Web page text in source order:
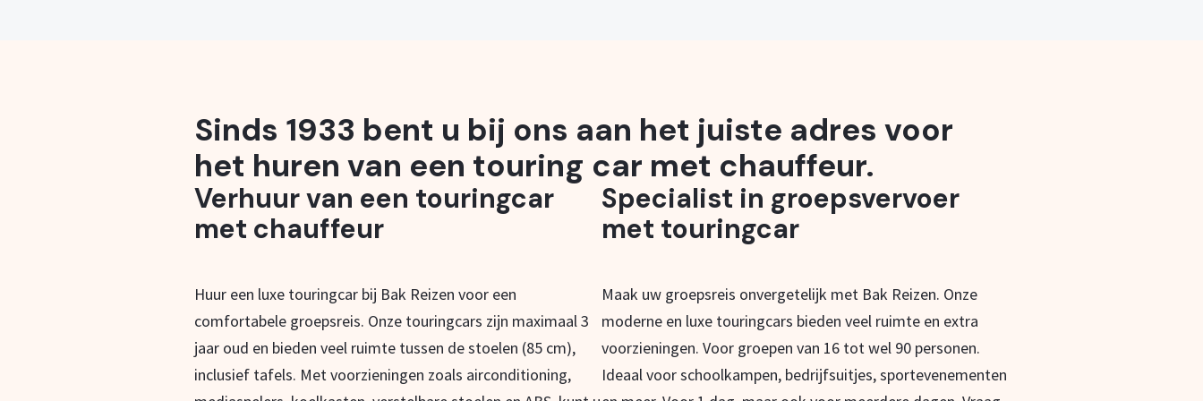
Sinds 1933 bent u bij ons aan het juiste adres voor
het huren van een touring car met chauffeur.
Verhuur van een touringcar
met chauffeur
Huur een luxe touringcar bij Bak Reizen voor een
comfortabele groepsreis. Onze touringcars zijn maximaal 3
jaar oud en bieden veel ruimte tussen de stoelen (85 cm),
inclusief tafels. Met voorzieningen zoals airconditioning,
Specialist in groepsvervoer
met touringcar
Maak uw groepsreis onvergetelijk met Bak Reizen. Onze
moderne en luxe touringcars bieden veel ruimte en extra
voorzieningen. Voor groepen van 16 tot wel 90 personen.
Ideaal voor schoolkampen, bedrijfsuitjes, sportevenementen